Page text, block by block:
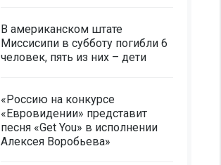
В американском штате
Миссисипи в субботу погибли 6
человек, пять из них – дети
«Россию на конкурсе
«Евровидении» представит
песня «Get You» в исполнении
Алексея Воробьева»